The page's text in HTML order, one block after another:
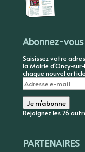
Abonnez-
Saisissez votre
la Mairie d'Oncy-
chaque nouvel
Adresse
e-
mail
Je m'abonne
Rejoignez les 76
PARTENAIRES